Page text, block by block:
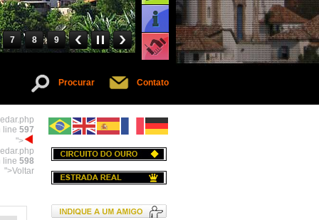
7 8 9
Informações
Serviços
Procurar Contato
line 597
">
line 598
">Voltar